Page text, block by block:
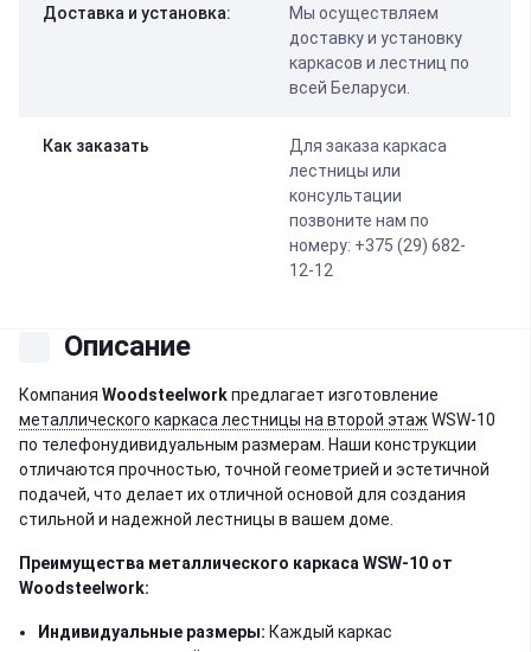
Доставка и установка:
Мы осуществляем
доставку и установку
каркасов и лестниц по
всей Беларуси.
Как заказать
Для заказа каркаса
лестницы или
консультации
позвоните нам по
номеру: +375 (29) 682-
12-12
Описание
Компания Woodsteelworkпредлагает изготовление
металлического каркаса лестницы на второй этажWSW-10
по телефонудивидуальным размерам. Наши конструкции
отличаются прочностью, точной геометрией и эстетичной
подачей, что делает их отличной основой для создания
стильной и надежной лестницы в вашем доме.
Преимущества металлического каркасаWSW-10 от
Woodsteelwork:
Индивидуальные размеры: Каждый каркас